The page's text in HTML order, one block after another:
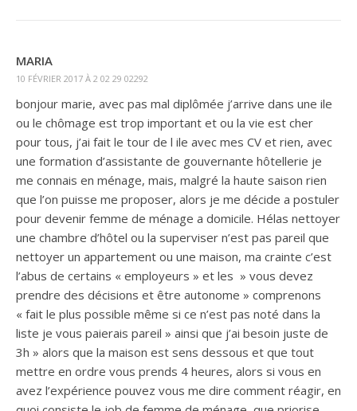
MARIA
10 FÉVRIER 2017 À 2 02 29 02292
bonjour marie, avec pas mal diplômée j’arrive dans une ile
ou le chômage est trop important et ou la vie est cher
pour tous, j’ai fait le tour de l ile avec mes CV et rien, avec
une formation d’assistante de gouvernante hôtellerie je
me connais en ménage, mais, malgré la haute saison rien
que l’on puisse me proposer, alors je me décide a postuler
pour devenir femme de ménage a domicile. Hélas nettoyer
une chambre d’hôtel ou la superviser n’est pas pareil que
nettoyer un appartement ou une maison, ma crainte c’est
l’abus de certains « employeurs » et les » vous devez
prendre des décisions et être autonome » comprenons
« fait le plus possible même si ce n’est pas noté dans la
liste je vous paierais pareil » ainsi que j’ai besoin juste de
3h » alors que la maison est sens dessous et que tout
mettre en ordre vous prends 4 heures, alors si vous en
avez l’expérience pouvez vous me dire comment réagir, en